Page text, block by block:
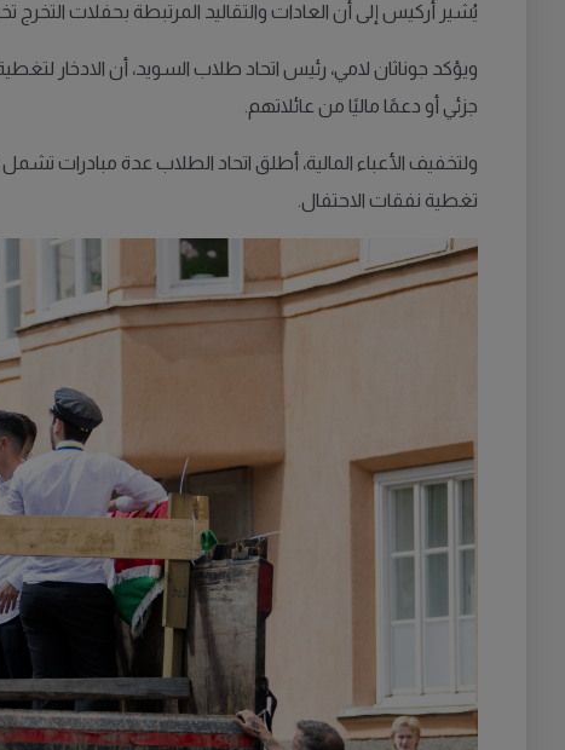
يُشير أركيس إلى أن العادات والتقاليد المرتبطة بحفلات التخرج
ويؤكد جوناثان لامي، رئيس اتحاد طلاب السويد، أن الادخار
جزئي أو دعمًا ماليًا من عائلاتهم.
ولتخفيف الأعباء المالية، أطلق اتحاد الطلاب عدة مبادرات
تغطية نفقات الاحتفال.